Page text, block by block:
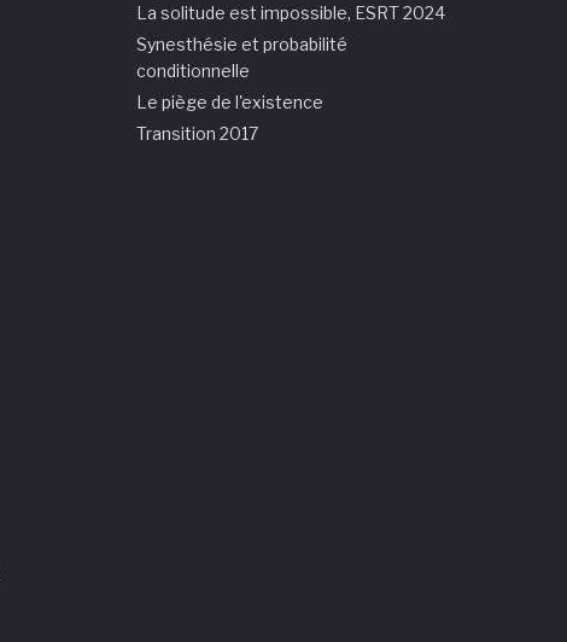
La solitude est impossible, ESRT 2024
Synesthésie et probabilité
conditionnelle
Le piège de l'existence
Transition 2017